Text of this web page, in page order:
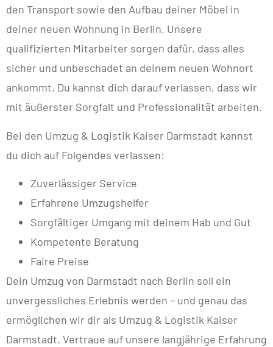
den Transport sowie den Aufbau deiner Möbel in
deiner neuen Wohnung in Berlin. Unsere
qualifizierten Mitarbeiter sorgen dafür, dass alles
sicher und unbeschadet an deinem neuen Wohnort
ankommt. Du kannst dich darauf verlassen, dass wir
mit äußerster Sorgfalt und Professionalität arbeiten.
Bei den Umzug & Logistik Kaiser Darmstadt kannst
du dich auf Folgendes verlassen:
Zuverlässiger Service
Erfahrene Umzugshelfer
Sorgfältiger Umgang mit deinem Hab und Gut
Kompetente Beratung
Faire Preise
Dein Umzug von Darmstadt nach Berlin soll ein
unvergessliches Erlebnis werden – und genau das
ermöglichen wir dir als Umzug & Logistik Kaiser
Darmstadt. Vertraue auf unsere langjährige Erfahrung